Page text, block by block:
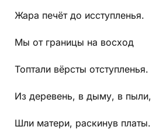
Жара печёт до исступленья.
Мы от границы на восход
Топтали вёрсты отступленья.
Из деревень, в дыму, в пыли,
Шли матери, раскинув платы.